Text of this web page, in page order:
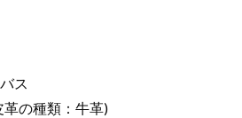
ス
革の種類：牛革)